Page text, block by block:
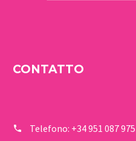
CONTATTO
Telefono: +34 951 087 975